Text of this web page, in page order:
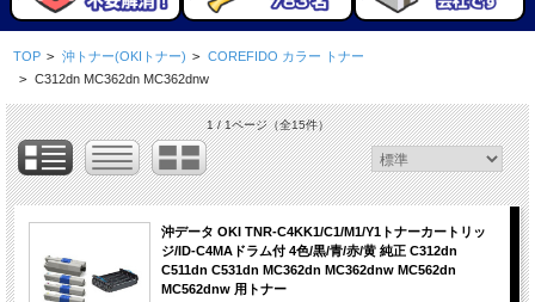
TOP > 沖トナー(OKIトナー) > COREFIDO カラー トナー
> C312dn MC362dn MC362dnw
1 / 1ページ（全15件）
沖データ OKI TNR-C4KK1/C1/M1/Y1トナーカートリッ
ジ/ID-C4MAドラム付 4色/黒/青/赤/黄 純正 C312dn
C511dn C531dn MC362dn MC362dnw MC562dn
MC562dnw 用トナー